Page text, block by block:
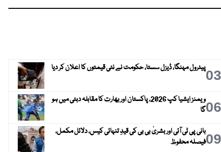
03پیٹرول مہنگا، ڈیزل سستا، حکومت نے نئی قیمتوں کا اعلان کر دیا
06
ویمنز ایشیا کپ 2026، پاکستان اور بھارت کا مقابلہ دبئی میں ہو
گا
09بانی پی ٹی آئی اور بشریٰ بی بی کی قیدِ تنہائی کیس، دلائل مکمل،
فیصلہ محفوظ